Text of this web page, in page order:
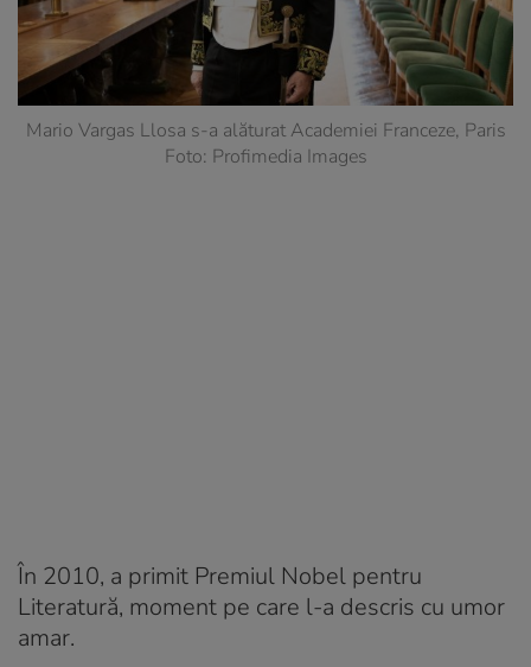
Mario Vargas Llosa s-a alăturat Academiei Franceze, Paris
Foto: Profimedia Images
În 2010, a primit Premiul Nobel pentru
Literatură, moment pe care l-a descris cu umor
amar.